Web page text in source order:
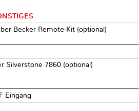
Becker Remote-Kit (optional)
Silverstone 7860 (optional)
Eingang